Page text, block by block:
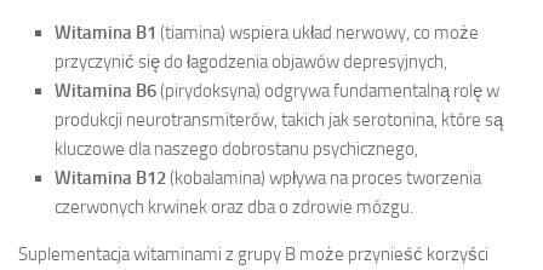
Witamina B1 (tiamina) wspiera układ nerwowy, co może
przyczynić się do łagodzenia objawów depresyjnych,
Witamina B6(pirydoksyna) odgrywa fundamentalną rolę w
produkcji neurotransmiterów, takich jak serotonina, które są
kluczowe dla naszego dobrostanu psychicznego,
Witamina B12(kobalamina) wpływa na proces tworzenia
czerwonych krwinek oraz dba o zdrowie mózgu.
Suplementacja witaminami z grupy B może przynieść korzyści